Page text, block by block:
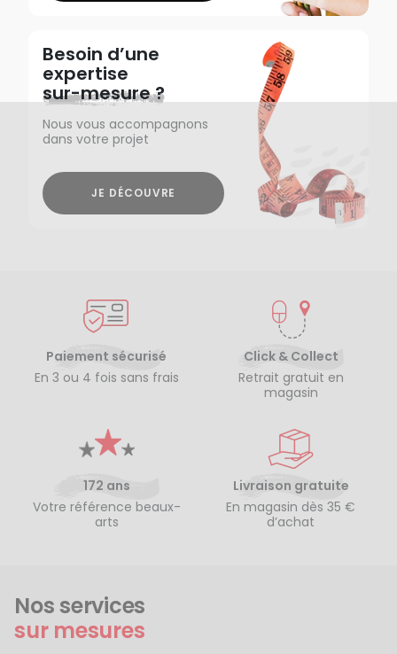
Besoin d’une
expertise
sur-mesure ?
Nous vous accompagnons
dans votre projet
JE DÉCOUVRE
Paiement sécurisé
En 3 ou 4 fois sans frais
Click & Collect
Retrait gratuit en
magasin
172 ans
Votre référence beaux-
arts
Livraison gratuite
En magasin dès 35 €
d’achat
Nos services
sur mesures